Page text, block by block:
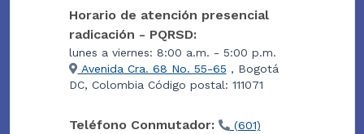
Horario de atención presencial
radicación - PQRSD:
lunes a viernes: 8:00 a.m. - 5:00 p.m.
Avenida Cra. 68 No. 55-65 , Bogotá
DC, Colombia Código postal: 111071
Teléfono Conmutador:
(601)